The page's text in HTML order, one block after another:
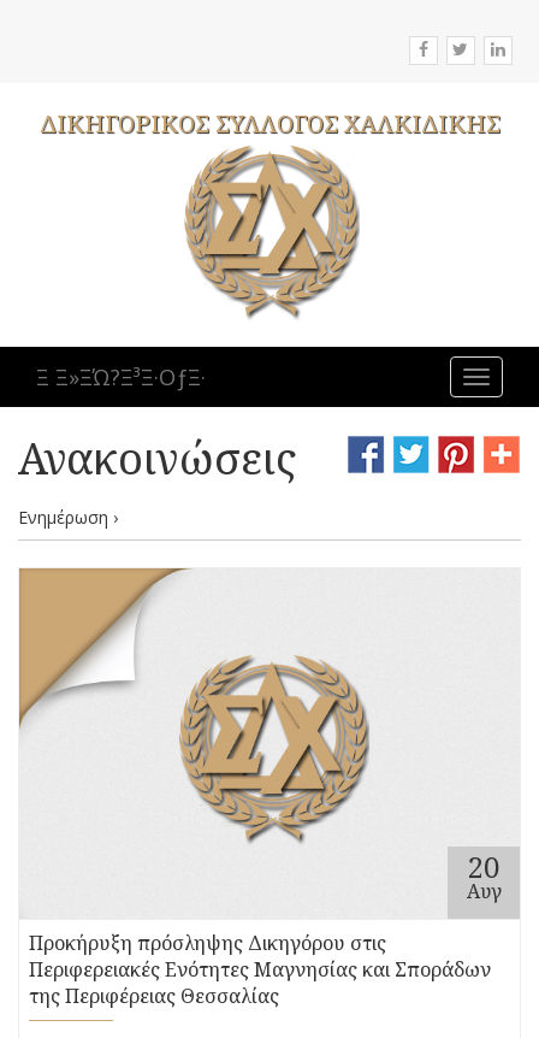
ΔΙΚΗΓΟΡΙΚΟΣ ΣΥΛΛΟΓΟΣΧΑΛΚΙΔΙΚΗΣ
Toggle
Ξ Ξ»ΞΏ?Ξ³Ξ·ΟƒΞ·
Ανακοινώσεις
Ενημέρωση ›
20
Αυγ
Προκήρυξη πρόσληψης Δικηγόρου στις
Περιφερειακές Ενότητες Μαγνησίας και Σποράδων
της Περιφέρειας Θεσσαλίας